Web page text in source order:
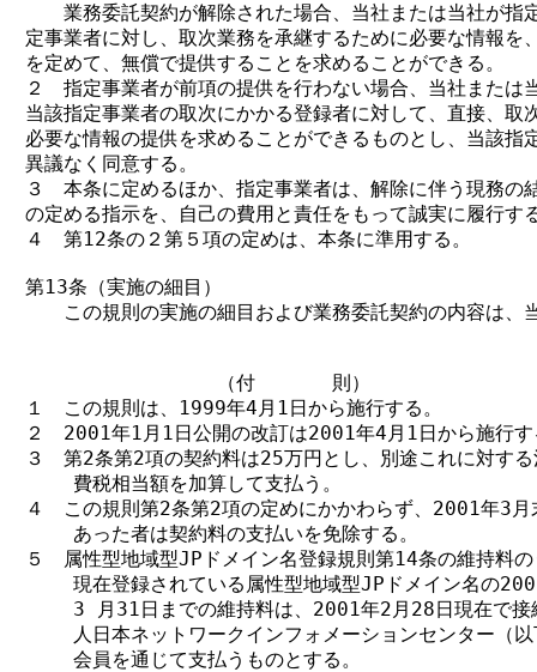
業務委託契約が解除された場合、当社または当社が指
定事業者に対し、取次業務を承継するために必要な情報を
を定めて、無償で提供することを求めることができる。
２　指定事業者が前項の提供を行わない場合、当社または
当該指定事業者の取次にかかる登録者に対して、直接、取
必要な情報の提供を求めることができるものとし、当該指
異議なく同意する。
３　本条に定めるほか、指定事業者は、解除に伴う現務の
の定める指示を、自己の費用と責任をもって誠実に履行す
４　第12条の２第５項の定めは、本条に準用する。
第13条（実施の細目）
この規則の実施の細目および業務委託契約の内容は、
                （付　　　　則）
１　この規則は、1999年4月1日から施行する。
２　2001年1月1日公開の改訂は2001年4月1日から施行す
３　第2条第2項の契約料は25万円とし、別途これに対す
    費税相当額を加算して支払う。
４　この規則第2条第2項の定めにかかわらず、2001年3
    あった者は契約料の支払いを免除する。
５　属性型地域型JPドメイン名登録規則第14条の維持料
現在登録されている属性型地域型JPドメイン名の
3 月31日までの維持料は、2001年2月28日現在で接
人日本ネットワークインフォメーションセンター（
    会員を通じて支払うものとする。